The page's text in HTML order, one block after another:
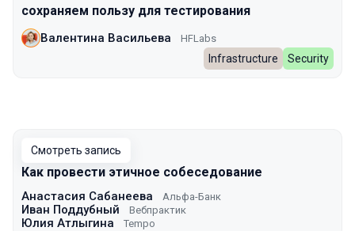
сохраняем пользу для тестирования
Валентина Васильева HFLabs
Infrastructure Security
Смотреть запись
Как провести этичное собеседование
Анастасия Сабанеева Альфа-Банк
Иван Поддубный Вебпрактик
Юлия Атлыгина Tempo